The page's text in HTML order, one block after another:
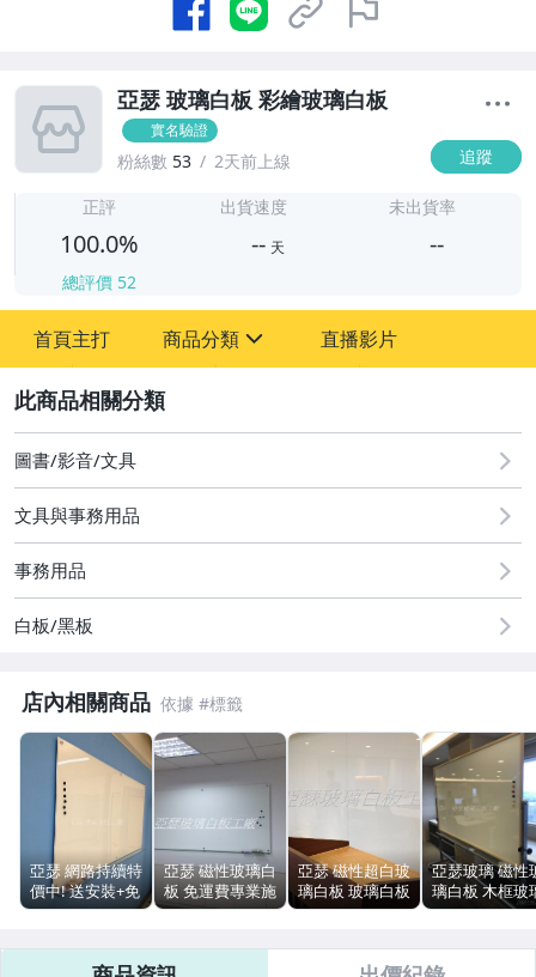
亞瑟 玻璃白板 彩繪玻璃白板
實名驗證
粉絲數 53 2天前上線 追蹤
正評
100.0%
總評價 52
出貨速度
-- 天
未出貨率
--
首頁主打 商品分類
圖書/影音/文具
直播影片
圖書/影音/文具
文具與事務用品
事務用品
白板/黑板
店內相關商品
亞瑟 網路持續特
價中! 送安裝+免
運費 玻璃白板
槽 ..持續來電特
亞瑟 磁性玻璃白
板 免運費專業施
工.網路最低價~
訂做) 送壓克力
筆架
亞瑟 磁性超白玻
璃白板 玻璃白板
會議室白板 北縣
施工.可直接當投
亞瑟玻璃 磁性
璃白板 木框玻
活動式玻璃 防
網路持續特價
中! 送磁鐵+白